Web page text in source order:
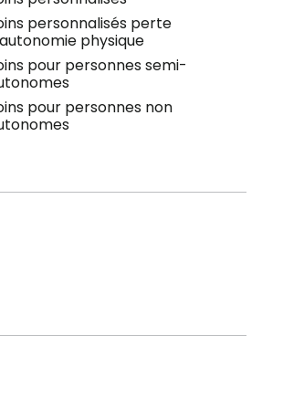
personnalisés perte
physique
pour personnes semi-
pour personnes non